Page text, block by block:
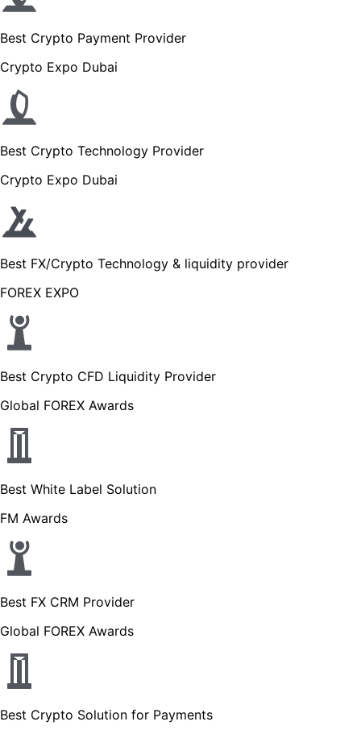
Best Crypto Payment Provider
Crypto Expo Dubai
Best Crypto Technology Provider
Crypto Expo Dubai
Best FX/Crypto Technology & liquidity provider
FOREX EXPO
Best Crypto CFD Liquidity Provider
Global FOREX Awards
Best White Label Solution
FM Awards
Best FX CRM Provider
Global FOREX Awards
Best Crypto Solution for Payments